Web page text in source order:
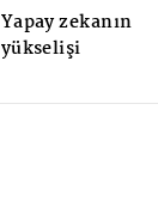
Yapay zekanın
yükselişi